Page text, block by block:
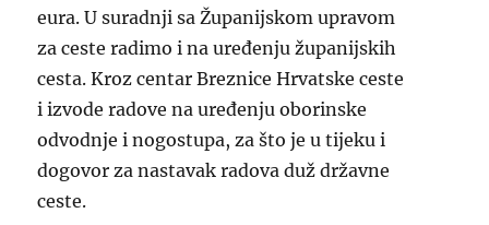
eura. U suradnji sa Županijskom upravom
za ceste radimo i na uređenju županijskih
cesta. Kroz centar Breznice Hrvatske ceste
i izvode radove na uređenju oborinske
odvodnje i nogostupa, za što je u tijeku i
dogovor za nastavak radova duž državne
ceste.